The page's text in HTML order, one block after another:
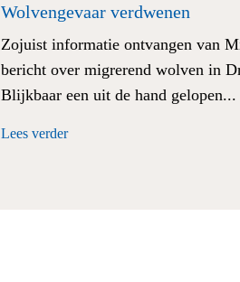
Wolvengevaar verdwenen
Zojuist informatie ontvangen van
bericht over migrerend wolven in
Blijkbaar een uit de hand gelopen...
Lees verder